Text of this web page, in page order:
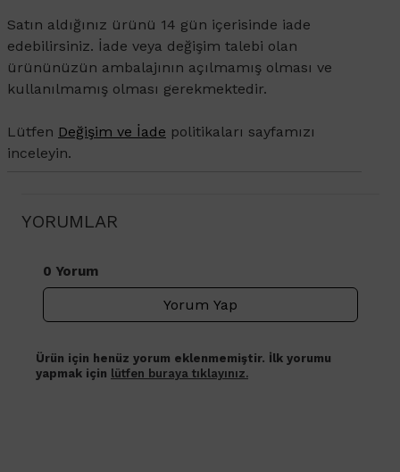
Satın aldığınız ürünü 14 gün içerisinde iade
edebilirsiniz. İade veya değişim talebi olan
ürününüzün ambalajının açılmamış olması ve
kullanılmamış olması gerekmektedir.
Lütfen Değişim ve İade politikaları sayfamızı
inceleyin.
YORUMLAR
0 Yorum
Yorum Yap
Ürün için henüz yorum eklenmemiştir. İlk yorumu
yapmak için lütfen buraya tıklayınız.